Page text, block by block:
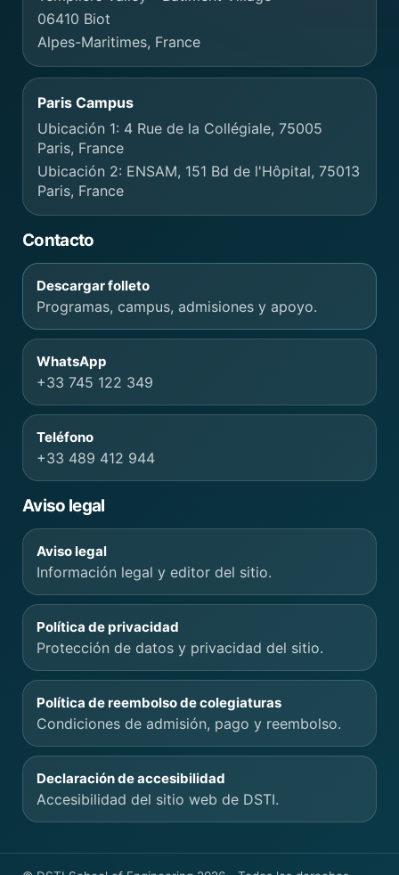
06410 Biot
Alpes-Maritimes, France
Paris Campus
Ubicación 1: 4 Rue de la Collégiale, 75005
Paris, France
Ubicación 2: ENSAM, 151 Bd de l'Hôpital, 75013
Paris, France
Contacto
Descargar folleto
Programas, campus, admisiones y apoyo.
WhatsApp
+33 745 122 349
Teléfono
+33 489 412 944
Aviso legal
Aviso legal
Información legal y editor del sitio.
Política de privacidad
Protección de datos y privacidad del sitio.
Política de reembolso de colegiaturas
Condiciones de admisión, pago y reembolso.
Declaración de accesibilidad
Accesibilidad del sitio web de DSTI.